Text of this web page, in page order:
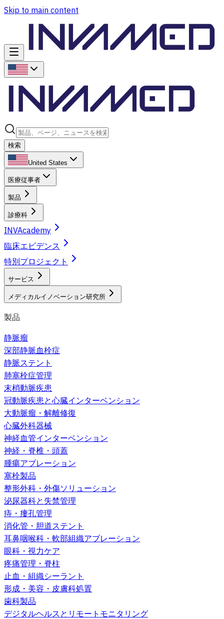
Skip to main content
検索
United States
医療従事者
製品
診療科
INVAcademy
臨床エビデンス
特別プロジェクト
サービス
メディカルイノベーション研究所
製品
静脈瘤
深部静脈血栓症
静脈ステント
肺塞栓症管理
末梢動脈疾患
冠動脈疾患と心臓インターベンション
大動脈瘤・解離修復
心臓外科器械
神経血管インターベンション
神経・脊椎・頭蓋
腫瘍アブレーション
塞栓製品
整形外科・外傷ソリューション
泌尿器科と失禁管理
痔・瘻孔管理
消化管・胆道ステント
耳鼻咽喉科・軟部組織アブレーション
眼科・視力ケア
疼痛管理・脊柱
止血・組織シーラント
形成・美容・皮膚科処置
歯科製品
デジタルヘルスとリモートモニタリング